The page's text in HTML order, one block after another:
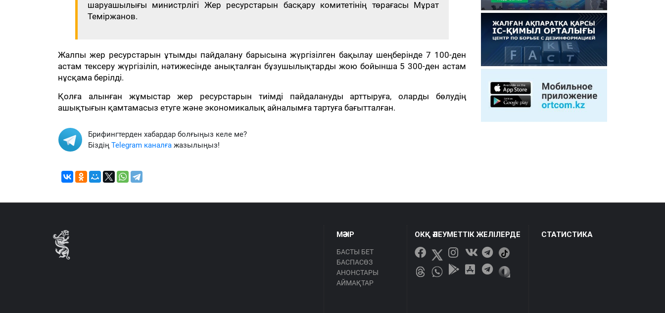
шаруашылығы министрлігі Жер ресурстарын басқару комитетінің төрағасы Мұрат
Теміржанов.
Жалпы жер ресурстарын ұтымды пайдалану барысына жүргізілген бақылау шеңберінде 7 100-ден
астам тексеру жүргізіліп, нәтижесінде анықталған бұзушылықтарды жою бойынша 5 300-ден астам
нұсқама берілді.
Қолға алынған жұмыстар жер ресурстарын тиімді пайдалануды арттыруға, оларды бөлудің
ашықтығын қамтамасыз етуге және экономикалық айналымға тартуға бағытталған.
Брифингтерден хабардар болғыңыз келе ме?
Біздің Telegram каналға жазылыңыз!
МӘЗІР
БАСТЫ БЕТ
БАСПАСӨЗ
АНОНСТАРЫ
АЙМАҚТАР
ОКҚ ӘЛЕУМЕТТІК ЖЕЛІЛЕРДЕ СТАТИСТИКА